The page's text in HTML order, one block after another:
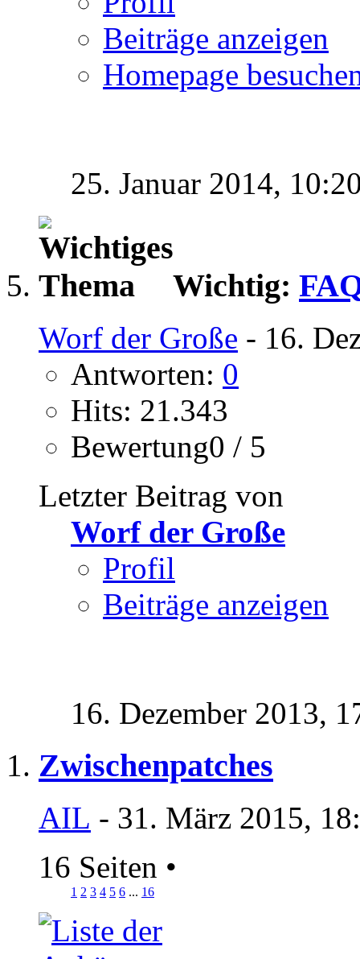
Beiträge anzeigen
Homepage
25. Januar 2014,
Wichtig:
Worf der Große - 16.
Antworten: 0
Hits: 21.343
Bewertung0 / 5
Letzter Beitrag von
Worf der Große
Profil
Beiträge anzeigen
16. Dezember 2013,
Zwischenpatches
AIL - 31. März 2015,
16 Seiten •
1 2 3 4 5 6 ... 16